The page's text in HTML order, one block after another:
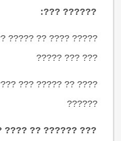
?????? ???:
???? ????? ?? ?????
??? ??? ?????
?????? ???? ????
??????
?? ??? ???? ???